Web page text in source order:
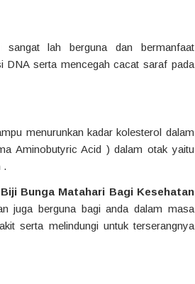
lah berguna dan bermanfaat
DNA serta mencegah cacat saraf pada
menurunkan kadar kolesterol dalam
Aminobutyric Acid ) dalam otak yaitu
.
Bunga Matahari Bagi Kesehatan
juga berguna bagi anda dalam masa
serta melindungi untuk terserangnya